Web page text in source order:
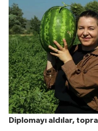
Diplomayı aldılar,